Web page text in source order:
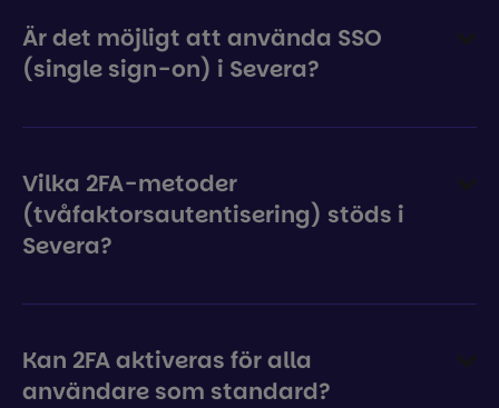
Är det möjligt att använda SSO
(single sign-on) i Severa?
Vilka 2FA-metoder
(tvåfaktorsautentisering) stöds i
Severa?
Kan 2FA aktiveras för alla
användare som standard?